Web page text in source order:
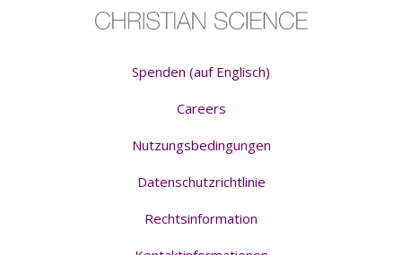
Spenden (auf Englisch)
Careers
Nutzungsbedingungen
Datenschutzrichtlinie
Rechtsinformation